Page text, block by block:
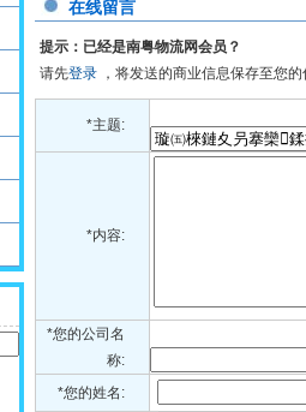
在线留言
提示：已经是南粤物流网会员？
请先登录 ，将发送的商业信息保存至您
*主题:
*内容:
*您的公司名
称:
*您的姓名: